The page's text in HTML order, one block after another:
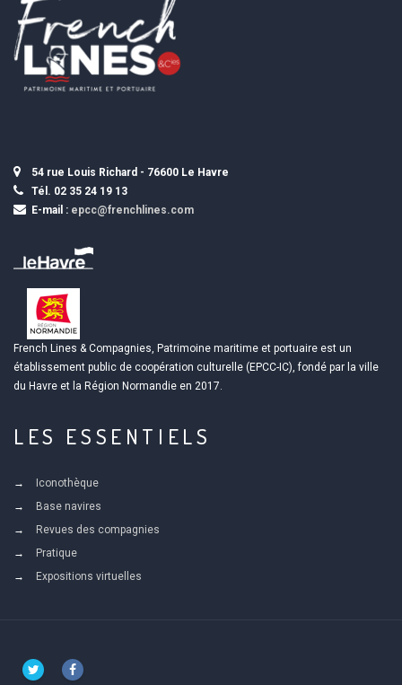
54 rue Louis Richard - 76600 Le Havre
Tél. 02 35 24 19 13
E-mail : epcc@frenchlines.com
French Lines & Compagnies, Patrimoine maritime et portuaire est un
établissement public de coopération culturelle (EPCC-IC), fondé par la ville
du Havre et la Région Normandie en 2017.
LES ESSENTIELS
Iconothèque
Base navires
Revues des compagnies
Pratique
Expositions virtuelles